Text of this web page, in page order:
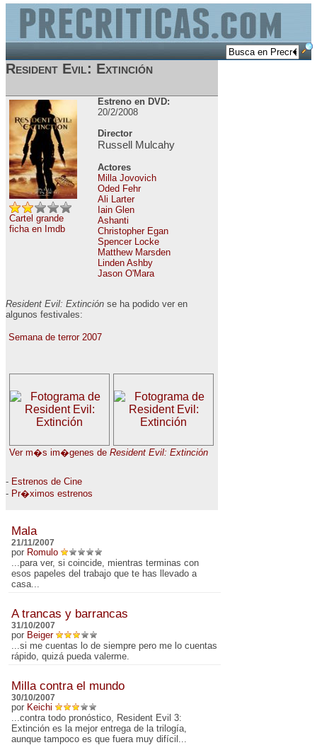
Resident Evil: Extinción
Estreno en DVD:
20/2/2008
Director
Russell Mulcahy
Actores
Milla Jovovich
Oded Fehr
Ali Larter
Iain Glen
Ashanti
Christopher Egan
Spencer Locke
Matthew Marsden
Linden Ashby
Jason O'Mara
Cartel grande
ficha en Imdb
Resident Evil: Extinción se ha podido ver en
algunos festivales:
Semana de terror 2007
Ver m�s im�genes de Resident Evil: Extinción
- Estrenos de Cine
- Pr�ximos estrenos
Mala
21/11/2007
por Romulo
...para ver, si coincide, mientras terminas con
esos papeles del trabajo que te has llevado a
casa...
A trancas y barrancas
31/10/2007
por Beiger
...si me cuentas lo de siempre pero me lo cuentas
rápido, quizá pueda valerme.
Milla contra el mundo
30/10/2007
por Keichi
...contra todo pronóstico, Resident Evil 3:
Extinción es la mejor entrega de la trilogía,
aunque tampoco es que fuera muy difícil...